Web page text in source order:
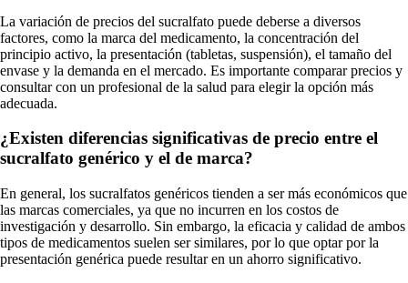
La variación de precios del sucralfato puede deberse a diversos
factores, como la marca del medicamento, la concentración del
principio activo, la presentación (tabletas, suspensión), el tamaño del
envase y la demanda en el mercado. Es importante comparar precios y
consultar con un profesional de la salud para elegir la opción más
adecuada.
¿Existen diferencias significativas de precio entre el
sucralfato genérico y el de marca?
En general, los sucralfatos genéricos tienden a ser más económicos que
las marcas comerciales, ya que no incurren en los costos de
investigación y desarrollo. Sin embargo, la eficacia y calidad de ambos
tipos de medicamentos suelen ser similares, por lo que optar por la
presentación genérica puede resultar en un ahorro significativo.